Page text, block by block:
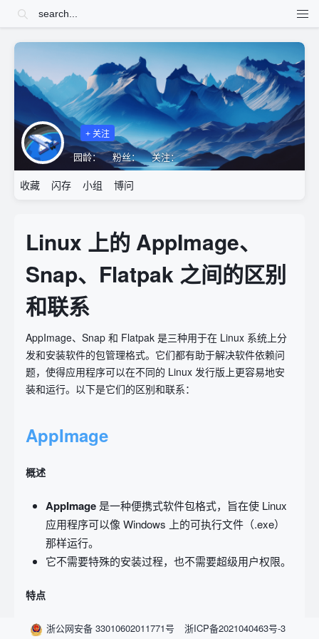
收藏 闪存 小组 博问
+ 关注
园龄： 粉丝： 关注：
Linux 上的 AppImage、
Snap、Flatpak 之间的区别
和联系
AppImage、Snap 和 Flatpak 是三种用于在 Linux 系统上分
发和安装软件的包管理格式。它们都有助于解决软件依赖问
题，使得应用程序可以在不同的 Linux 发行版上更容易地安
装和运行。以下是它们的区别和联系：
AppImage
概述
AppImage是一种便携式软件包格式，旨在使 Linux
应用程序可以像 Windows 上的可执行文件（.exe）
那样运行。
它不需要特殊的安装过程，也不需要超级用户权限。
特点
便携性：一个 AppImage 文件包含了应用程序及其所
浙公网安备 33010602011771号 浙ICP备2021040463号-3